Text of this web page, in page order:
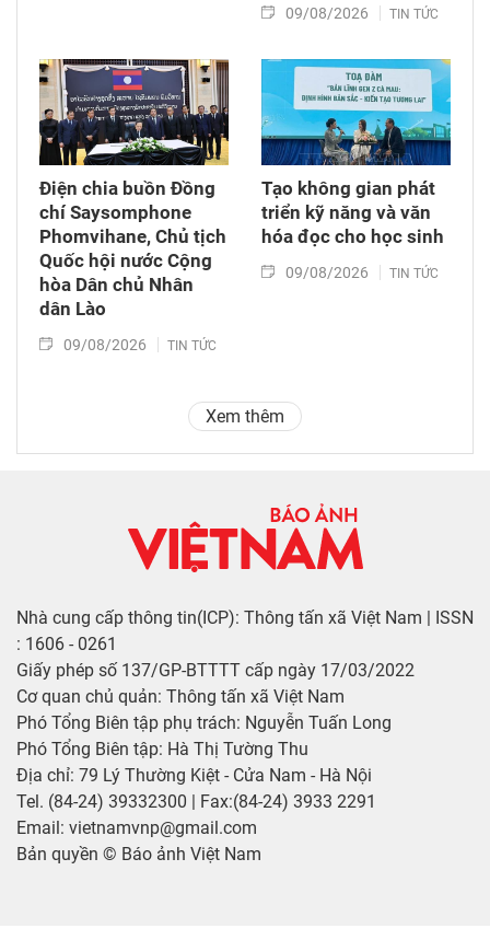
09/08/2026 TIN TỨC
Điện chia buồn Đồng
chí Saysomphone
Phomvihane, Chủ tịch
Quốc hội nước Cộng
hòa Dân chủ Nhân
dân Lào
09/08/2026 TIN TỨC
Tạo không gian phát
triển kỹ năng và văn
hóa đọc cho học sinh
09/08/2026 TIN TỨC
Xem thêm
Nhà cung cấp thông tin(ICP): Thông tấn xã Việt Nam | ISSN
: 1606 - 0261
Giấy phép số 137/GP-BTTTT cấp ngày 17/03/2022
Cơ quan chủ quản: Thông tấn xã Việt Nam
Phó Tổng Biên tập phụ trách: Nguyễn Tuấn Long
Phó Tổng Biên tập: Hà Thị Tường Thu
Địa chỉ: 79 Lý Thường Kiệt - Cửa Nam - Hà Nội
Tel. (84-24) 39332300 | Fax:(84-24) 3933 2291
Email: vietnamvnp@gmail.com
Bản quyền © Báo ảnh Việt Nam